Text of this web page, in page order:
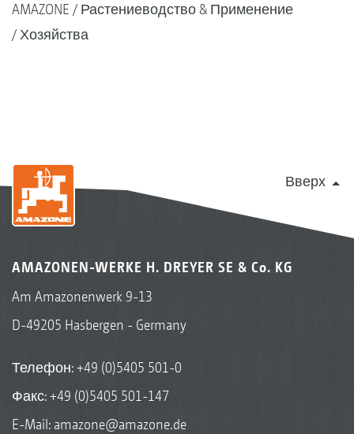
AMAZONE
Растениеводство & Применение
Хозяйства
Вверх
AMAZONEN-WERKE H. DREYER SE & Co. KG
Am Amazonenwerk 9-13
D-49205 Hasbergen - Germany
Телефон:+49 (0)5405 501-0
Факс: +49 (0)5405 501-147
E-Mail: amazone@amazone.de